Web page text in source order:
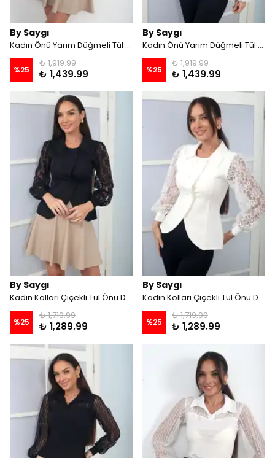
By Saygı
Kadın Önü Yarım Düğmeli Tül Detaylı Volanlı Bluz - Siyah
%25
₺ 1,919.99
₺ 1,439.99
By Saygı
Kadın Önü Yarım Düğmeli Tül Detaylı Volanlı Bluz - Ekru
%25
₺ 1,919.99
₺ 1,439.99
By Saygı
Kadın Kolları Çiçekli Tül Önü Düğmeli Likralı Bluz - Siyah
%25
₺ 1,719.99
₺ 1,289.99
By Saygı
Kadın Kolları Çiçekli Tül Önü Düğmeli Likralı Bluz - Ekru
%25
₺ 1,719.99
₺ 1,289.99